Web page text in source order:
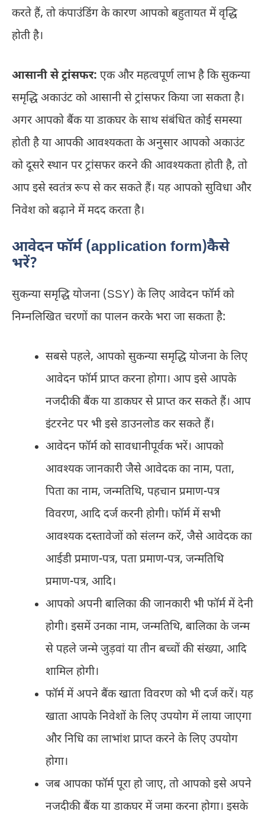
करते हैं, तो कंपाउंडिंग के कारण आपको बहुतायत में वृद्धि
होती है।
आसानी से ट्रांसफर: एक और महत्वपूर्ण लाभ है कि सुकन्या
समृद्धि अकाउंट को आसानी से ट्रांसफर किया जा सकता है।
अगर आपको बैंक या डाकघर के साथ संबंधित कोई समस्या
होती है या आपकी आवश्यकता के अनुसार आपको अकाउंट
को दूसरे स्थान पर ट्रांसफर करने की आवश्यकता होती है, तो
आप इसे स्वतंत्र रूप से कर सकते हैं। यह आपको सुविधा और
निवेश को बढ़ाने में मदद करता है।
आवेदन फॉर्म (application form)कैसे
भरें?
सुकन्या समृद्धि योजना (SSY) के लिए आवेदन फॉर्म को
निम्नलिखित चरणों का पालन करके भरा जा सकता है:
सबसे पहले, आपको सुकन्या समृद्धि योजना के लिए
आवेदन फॉर्म प्राप्त करना होगा। आप इसे आपके
नजदीकी बैंक या डाकघर से प्राप्त कर सकते हैं। आप
इंटरनेट पर भी इसे डाउनलोड कर सकते हैं।
आवेदन फॉर्म को सावधानीपूर्वक भरें। आपको
आवश्यक जानकारी जैसे आवेदक का नाम, पता,
पिता का नाम, जन्मतिथि, पहचान प्रमाण-पत्र
विवरण, आदि दर्ज करनी होगी। फॉर्म में सभी
आवश्यक दस्तावेजों को संलग्न करें, जैसे आवेदक का
आईडी प्रमाण-पत्र, पता प्रमाण-पत्र, जन्मतिथि
प्रमाण-पत्र, आदि।
आपको अपनी बालिका की जानकारी भी फॉर्म में देनी
होगी। इसमें उनका नाम, जन्मतिथि, बालिका के जन्म
से पहले जन्मे जुड़वां या तीन बच्चों की संख्या, आदि
शामिल होगी।
फॉर्म में अपने बैंक खाता विवरण को भी दर्ज करें। यह
खाता आपके निवेशों के लिए उपयोग में लाया जाएगा
और निधि का लाभांश प्राप्त करने के लिए उपयोग
होगा।
जब आपका फॉर्म पूरा हो जाए, तो आपको इसे अपने
नजदीकी बैंक या डाकघर में जमा करना होगा। इसके